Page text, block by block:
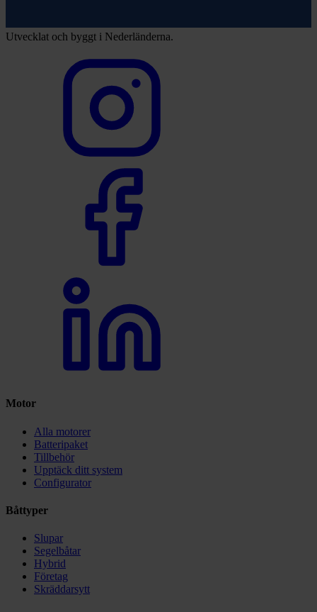
Utvecklat och byggt i Nederländerna.
Motor
Alla motorer
Batteripaket
Tillbehör
Upptäck ditt system
Configurator
Båttyper
Slupar
Segelbåtar
Hybrid
Företag
Skräddarsytt